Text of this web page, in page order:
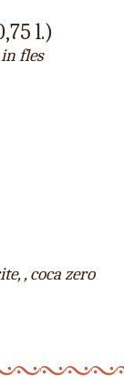
l.)
fles
, coca zero